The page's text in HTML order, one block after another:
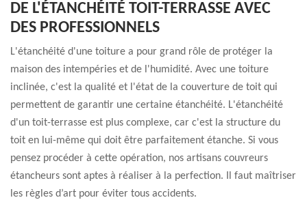
DE L'ÉTANCHÉITÉ TOIT-TERRASSE AVEC
DES PROFESSIONNELS
L'étanchéité d'une toiture a pour grand rôle de protéger la
maison des intempéries et de l'humidité. Avec une toiture
inclinée, c'est la qualité et l'état de la couverture de toit qui
permettent de garantir une certaine étanchéité. L'étanchéité
d'un toit-terrasse est plus complexe, car c'est la structure du
toit en lui-même qui doit être parfaitement étanche. Si vous
pensez procéder à cette opération, nos artisans couvreurs
étancheurs sont aptes à réaliser à la perfection. Il faut maîtriser
les règles d’art pour éviter tous accidents.